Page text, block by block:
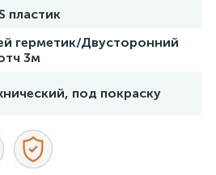
пластик
герметик/Двусторонний
3м
под покраску